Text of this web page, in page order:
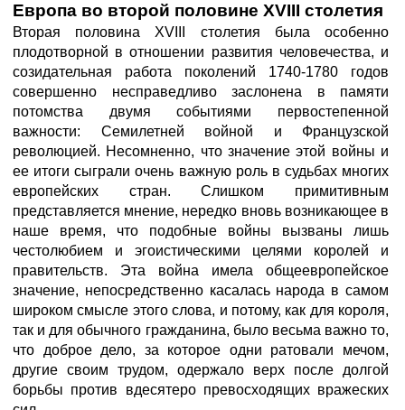
Европа во второй половине XVIII столетия
Вторая половина XVIII столетия была особенно
плодотворной в отношении развития человечества, и
созидательная работа поколений 1740-1780 годов
совершенно несправедливо заслонена в памяти
потомства двумя событиями первостепенной
важности: Семилетней войной и Французской
революцией. Несомненно, что значение этой войны и
ее итоги сыграли очень важную роль в судьбах многих
европейских стран. Слишком примитивным
представляется мнение, нередко вновь возникающее в
наше время, что подобные войны вызваны лишь
честолюбием и эгоистическими целями королей и
правительств. Эта война имела общеевропейское
значение, непосредственно касалась народа в самом
широком смысле этого слова, и потому, как для короля,
так и для обычного гражданина, было весьма важно то,
что доброе дело, за которое одни ратовали мечом,
другие своим трудом, одержало верх после долгой
борьбы против вдесятеро превосходящих вражеских